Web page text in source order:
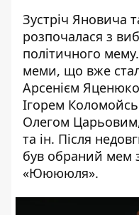
Зустріч Яновича
розпочалася з
політичного
меми, що вже
Арсенієм
Ігорем
Олегом
та ін. Після
був обраний мем
«Ююююля».